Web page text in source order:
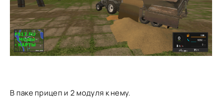
В паке прицеп и 2 модуля к нему.